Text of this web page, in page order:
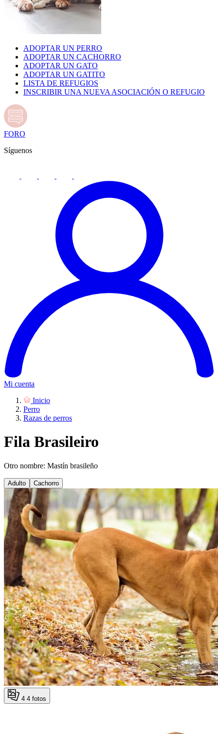
ADOPTAR UN PERRO
ADOPTAR UN CACHORRO
ADOPTAR UN GATO
ADOPTAR UN GATITO
LISTA DE REFUGIOS
INSCRIBIR UNA NUEVA ASOCIACIÓN O REFUGIO
FORO
Síguenos
Mi cuenta
Inicio
Perro
Razas de perros
Fila Brasileiro
Otro nombre: Mastín brasileño
Adulto Cachorro
4 4 fotos